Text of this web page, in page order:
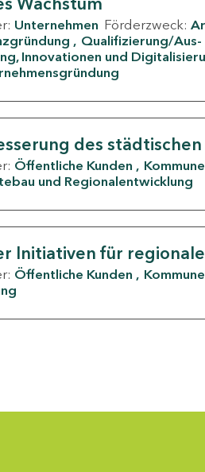
Unternehmen Förderzweck:
Qualifizierung/Aus-
Innovationen und
des städtischen
Öffentliche Kunden
und Regionalentwicklung
Initiativen für
Öffentliche Kunden